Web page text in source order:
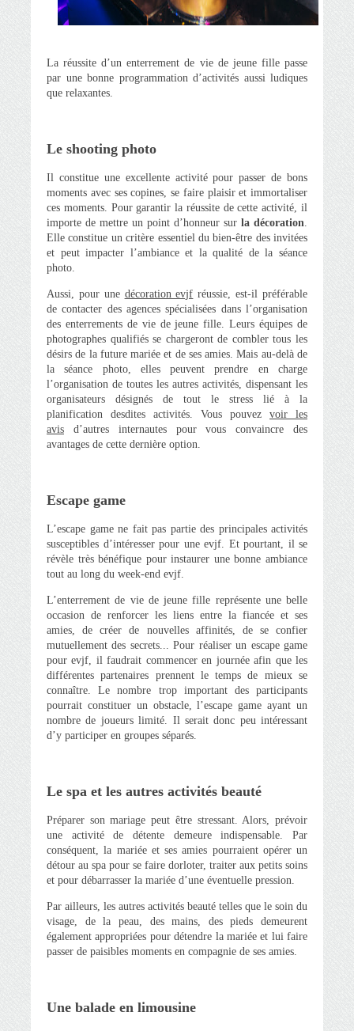
La réussite d’un enterrement de vie de jeune fille passe
par une bonne programmation d’activités aussi ludiques
que relaxantes.
Le shooting photo
Il constitue une excellente activité pour passer de bons
moments avec ses copines, se faire plaisir et immortaliser
ces moments. Pour garantir la réussite de cette activité, il
importe de mettre un point d’honneur sur la décoration.
Elle constitue un critère essentiel du bien-être des invitées
et peut impacter l’ambiance et la qualité de la séance
photo.
Aussi, pour une décoration evjf réussie, est-il préférable
de contacter des agences spécialisées dans l’organisation
des enterrements de vie de jeune fille. Leurs équipes de
photographes qualifiés se chargeront de combler tous les
désirs de la future mariée et de ses amies. Mais au-delà de
la séance photo, elles peuvent prendre en charge
l’organisation de toutes les autres activités, dispensant les
organisateurs désignés de tout le stress lié à la
planification desdites activités. Vous pouvez voir les
avis d’autres internautes pour vous convaincre des
avantages de cette dernière option.
Escape game
L’escape game ne fait pas partie des principales activités
susceptibles d’intéresser pour une evjf. Et pourtant, il se
révèle très bénéfique pour instaurer une bonne ambiance
tout au long du week-end evjf.
L’enterrement de vie de jeune fille représente une belle
occasion de renforcer les liens entre la fiancée et ses
amies, de créer de nouvelles affinités, de se confier
mutuellement des secrets... Pour réaliser un escape game
pour evjf, il faudrait commencer en journée afin que les
différentes partenaires prennent le temps de mieux se
connaître. Le nombre trop important des participants
pourrait constituer un obstacle, l’escape game ayant un
nombre de joueurs limité. Il serait donc peu intéressant
d’y participer en groupes séparés.
Le spa et les autres activités beauté
Préparer son mariage peut être stressant. Alors, prévoir
une activité de détente demeure indispensable. Par
conséquent, la mariée et ses amies pourraient opérer un
détour au spa pour se faire dorloter, traiter aux petits soins
et pour débarrasser la mariée d’une éventuelle pression.
Par ailleurs, les autres activités beauté telles que le soin du
visage, de la peau, des mains, des pieds demeurent
également appropriées pour détendre la mariée et lui faire
passer de paisibles moments en compagnie de ses amies.
Une balade en limousine